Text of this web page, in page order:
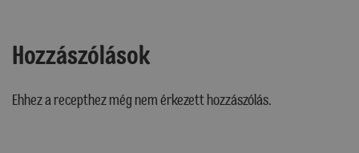
Hozzászólások
Ehhez a recepthez még nem érkezett hozzászólás.